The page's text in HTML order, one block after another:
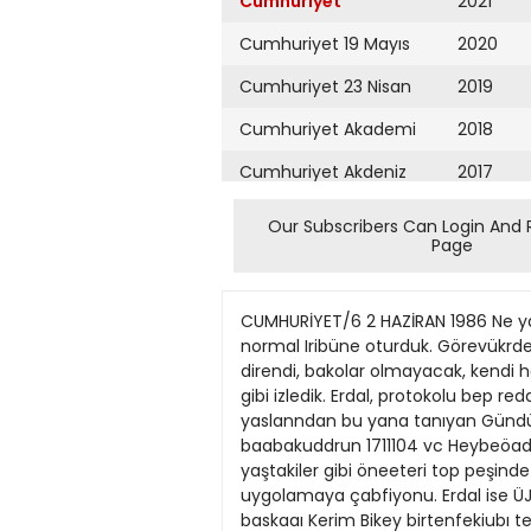
Cumhuriyet 19 Mayıs
Cumhuriyet 23 Nisan
Cumhuriyet Akademi
Cumhuriyet Akdeniz
Cumhuriyet Alışveriş
Cumhuriyet Ankara
Cumhuriyet Büyük
Taaruz
Cumhuriyet
Cumartesi
Cumhuriyet Çevre
2020
2019
2018
2017
2016
2015
2013
2012
2011
2010
2009
Our Subscribers Can Login And
Page
CUMHURİYET/6 2 HAZİRAN 1986 Ne yapacağı beüi olmaz çocuk JÜLÎDE GÜLİZAR ANKARA "Bir kerednde bir maça glttik, şeref triböBü yerlne normal Iribüne oturduk. Görevükrden bazılan tanuhlar vt bizi Dle de jere' tribünune götârmek için zoriamaya bajladılar, Erdal direndi de direndi, bakolar olmayacak, kendi haiimizc bıraktılar, cambarbaşkanı oglu oldugu için yanımıza verilen sivil komberlc maçı istedigimiz gibi izledik. Erdal, protokolu bep reddetmijtir, ancak reddedemeyecegi zamanlarda uymak zorunda kalmtşür." Erdal Inönü'yü 1011 yaslanndan bu yana tanıyan Gündüz Pamnk'un anılanndan biri bu. Bir başkasında da kendisiyle nasıl tanıştıklanm anlatıyor: "toftatt, baabakuddrun 1711104 vc Heybeöadaya gdmialerdi, agabeyim, ben, ömcr »t Erdal, Mr Iki y»ş farkh bir akraa çocakmrdık. Btitün o yaştakiler gibi öneeteri top peşinde koşardık, birkae yıl sonra tenis oynamaya frtlmh'' Daha dofnun ötrenmeye, bizler Allah ne verdiyse uygolamaya çabfiyonu. Erdal ise ÜJe dc ber ögrendifiıti kitabından ogreamek it nsoliace aygalamak istiyor, tam o aralarda tenis kulöbıi baskaaı Kerim Bikey birtenfekiubı terciime edince Erdal'» gun dogdu. O cahşmalar arasında serrisin nasıl auiacagını ögrenmtmizi hiç nnutamam. BUDU ögrenmek için önce tenb toponn hrraya aUp düferken topun altına gbrmek vt topun tam İd kaaın araana dttjmeaiaJ sajiamak gereklyor, sonra da topa ea yükaek aoktada •nmuyı becerebOmek başlangıctt komik gdmişti ama giderek alıştık. Tabii içimizde bu kiUpUn ve bUinsd yöntemlerden en çok yarartanan da Erdal oldu." Gündüz Pamuk, ömer ve Erdal Inönü'nün her ikisınin de babalannın özendinnesiyle her tUrlü sporu yaptığını söylüyor: Kayak, dagcılık, pilotluk. "Erdal çok iyi araba kulUnır bilir misinlz? tsUnbnl'a gtoeniz keudisiyte, o kadar yolu ne zaman ve nasıl aşbgmızı farkedemezsiniz" diyor. Partili arkadaşlan da geçen kış, karakış günleri de dahil olmak üzere Anadolu'da 60 bin kilometre yol yapmasını genel başkanlannın sportmenliğine bajhyorlar. lkişerüçer yaş arayla üç kardeş Inönü'ler. En küçükleri iki ağabey tarafından da çok sevilen bir kız. Aralanndaki ilişkiler hep iyi ve anlayışh. Bugünkü durumuna bakarak ortanca çocuk ErdaJ'ın o zamanlar da sakin,akılhuslu ve kendi halinde bir çocuk olduğunu söylemek mümkün. Zaten anne tnönü de böyle anımsıyor, çocuklannın üçünün de aslında yaramaz oknadıklannı ama Ule de yaramazlık aranacaksa, ömer'in bıraz daha yaramaz olduğunu söylüyor, Erdal lnönü ise gözlemimizdeki yankşü&ı düzeltmek istedijjni bildiriyor. "Sakia ve nsln bir